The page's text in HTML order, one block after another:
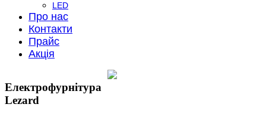
LED
Про нас
Контакти
Прайс
Акція
Електрофурнітура
Lezard